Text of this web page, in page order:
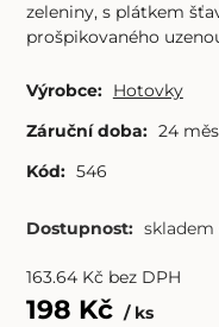
zeleniny, s plátkem
prošpikovaného
Výrobce: Hotovky
Záruční doba: 24
Kód: 546
Dostupnost: skladem
163.64Kč bez DPH
198 Kč ks